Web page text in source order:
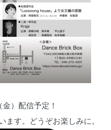
）配信予定！
す。どうぞお楽しみに。